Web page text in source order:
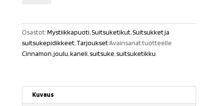
määrä
Osastot:Mystiikkapuoti,Suitsuketikut,Suitsukket ja
suitsukepidikkeet,TarjouksetAvainsanat tuotteelle
Cinnamon,joulu,kaneli,suitsuke,suitsuketikku
Kuvaus